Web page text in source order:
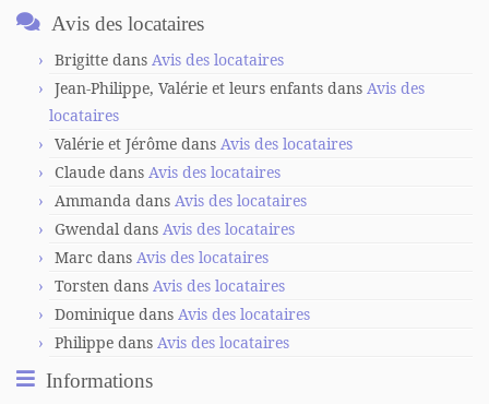
Avis des locataires
Brigitte dans Avis des locataires
Jean-Philippe, Valérie et leurs enfants dans Avis des
locataires
Valérie et Jérôme dans Avis des locataires
Claude dans Avis des locataires
Ammanda dans Avis des locataires
Gwendal dans Avis des locataires
Marc dans Avis des locataires
Torsten dans Avis des locataires
Dominique dans Avis des locataires
Philippe dans Avis des locataires
Informations